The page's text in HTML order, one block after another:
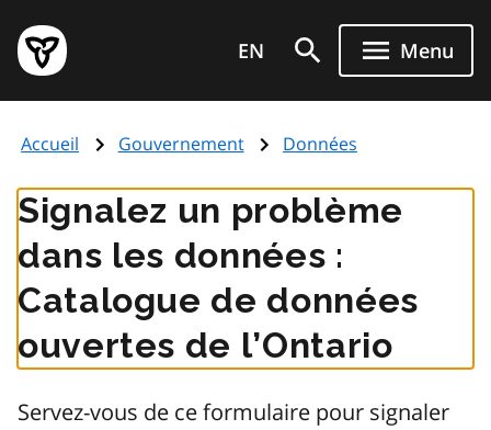
au
contenu
principal
Page
d'accueil
de
EN Menu
Accueil Gouvernement Données
Signalez un problème
dans les données :
Catalogue de données
ouvertes de l’Ontario
Servez-vous de ce formulaire pour signaler